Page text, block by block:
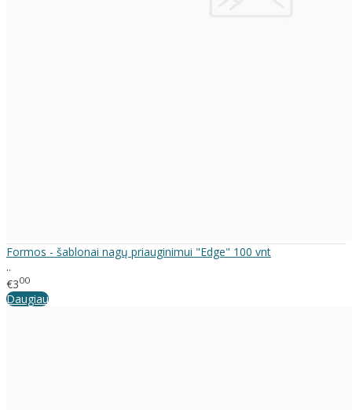
Formos - šablonai nagų priauginimui "Edge" 100 vnt
..
€300
Daugiau